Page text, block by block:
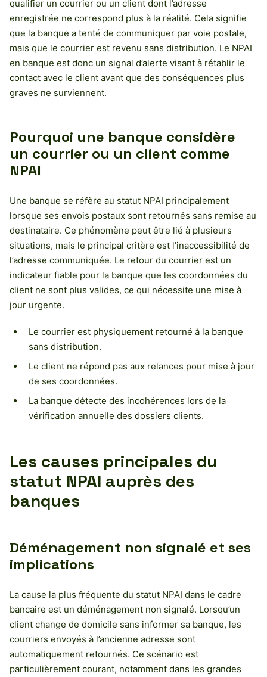
qualifier un courrier ou un client dont l’adresse
enregistrée ne correspond plus à la réalité. Cela signifie
que la banque a tenté de communiquer par voie postale,
mais que le courrier est revenu sans distribution. Le NPAI
en banque est donc un signal d’alerte visant à rétablir le
contact avec le client avant que des conséquences plus
graves ne surviennent.
Pourquoi une banque considère
un courrier ou un client comme
NPAI
Une banque se réfère au statut NPAI principalement
lorsque ses envois postaux sont retournés sans remise au
destinataire. Ce phénomène peut être lié à plusieurs
situations, mais le principal critère est l’inaccessibilité de
l’adresse communiquée. Le retour du courrier est un
indicateur fiable pour la banque que les coordonnées du
client ne sont plus valides, ce qui nécessite une mise à
jour urgente.
Le courrier est physiquement retourné à la banque
sans distribution.
Le client ne répond pas aux relances pour mise à jour
de ses coordonnées.
La banque détecte des incohérences lors de la
vérification annuelle des dossiers clients.
Les causes principales du
statut NPAI auprès des
banques
Déménagement non signalé et ses
implications
La cause la plus fréquente du statut NPAI dans le cadre
bancaire est un déménagement non signalé. Lorsqu’un
client change de domicile sans informer sa banque, les
courriers envoyés à l’ancienne adresse sont
automatiquement retournés. Ce scénario est
particulièrement courant, notamment dans les grandes